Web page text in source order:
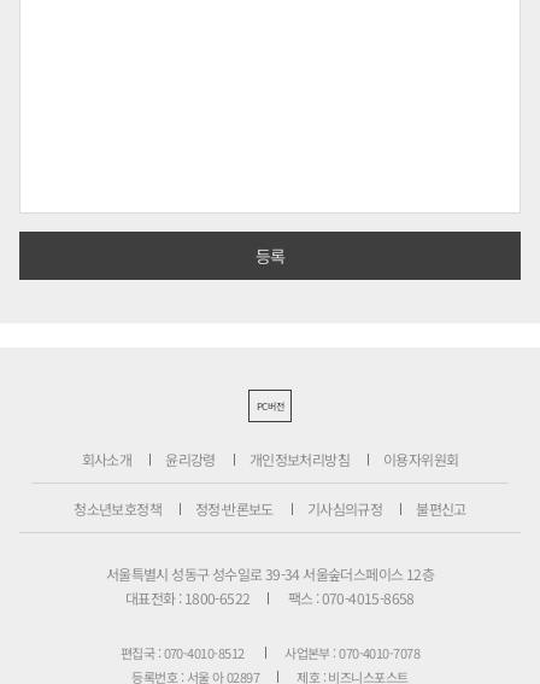
PC버전
회사소개 윤리강령 개인정보처리방침 이용자위원회
청소년보호정책 정정·반론보도 기사심의규정 불편신고
서울특별시 성동구 성수일로 39-34 서울숲더스페이스 12층
대표전화 : 1800-6522
팩스 : 070-4015-8658
편집국 : 070-4010-8512
사업본부 : 070-4010-7078
등록번호 : 서울 아 02897
제호 : 비즈니스포스트